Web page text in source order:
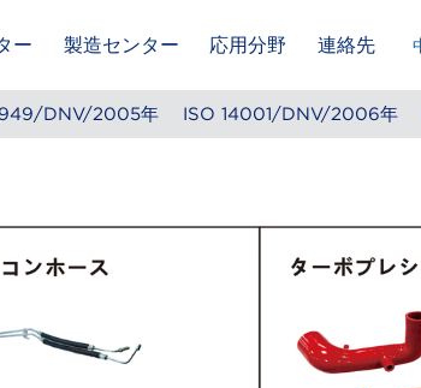
ー 製造センター 応用分野 連絡先
2005年 ISO 14001/DNV/2006年 IATF